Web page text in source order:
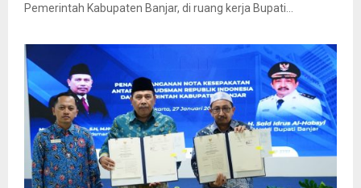
Pemerintah Kabupaten Banjar, di ruang kerja Bupati...